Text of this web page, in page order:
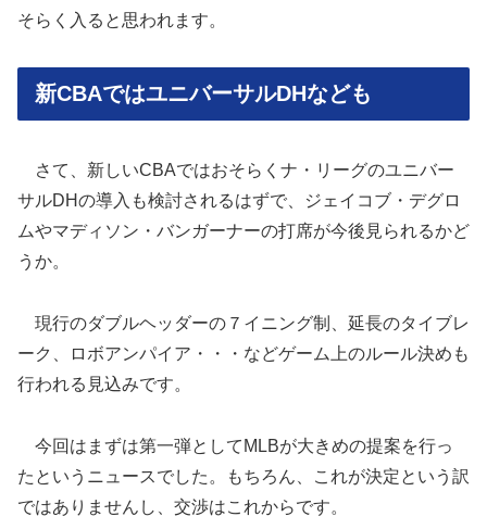
そらく入ると思われます。
新CBAではユニバーサルDHなども
さて、新しいCBAではおそらくナ・リーグのユニバー
サルDHの導入も検討されるはずで、ジェイコブ・デグロ
ムやマディソン・バンガーナーの打席が今後見られるかど
うか。
現行のダブルヘッダーの７イニング制、延長のタイブレ
ーク、ロボアンパイア・・・などゲーム上のルール決めも
行われる見込みです。
今回はまずは第一弾としてMLBが大きめの提案を行っ
たというニュースでした。もちろん、これが決定という訳
ではありませんし、交渉はこれからです。